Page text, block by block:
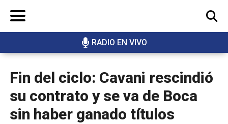
RADIO EN VIVO
BUSCAR
Fin del ciclo: Cavani rescindió
su contrato y se va de Boca
sin haber ganado títulos